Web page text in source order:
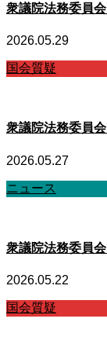
衆議院法務委員
2026.05.29
国会質疑
衆議院法務委員
2026.05.27
ニュース
衆議院法務委員
2026.05.22
国会質疑